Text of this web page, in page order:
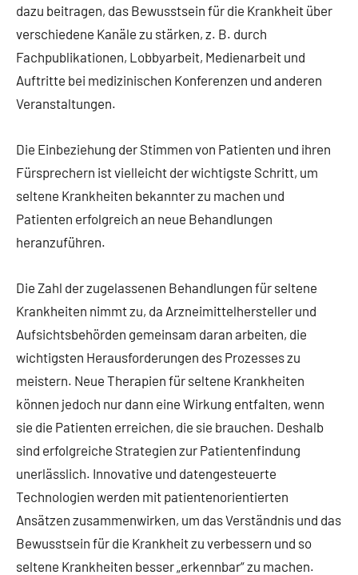
dazu beitragen, das Bewusstsein für die Krankheit über
verschiedene Kanäle zu stärken, z. B. durch
Fachpublikationen, Lobbyarbeit, Medienarbeit und
Auftritte bei medizinischen Konferenzen und anderen
Veranstaltungen.
Die Einbeziehung der Stimmen von Patienten und ihren
Fürsprechern ist vielleicht der wichtigste Schritt, um
seltene Krankheiten bekannter zu machen und
Patienten erfolgreich an neue Behandlungen
heranzuführen.
Die Zahl der zugelassenen Behandlungen für seltene
Krankheiten nimmt zu, da Arzneimittelhersteller und
Aufsichtsbehörden gemeinsam daran arbeiten, die
wichtigsten Herausforderungen des Prozesses zu
meistern. Neue Therapien für seltene Krankheiten
können jedoch nur dann eine Wirkung entfalten, wenn
sie die Patienten erreichen, die sie brauchen. Deshalb
sind erfolgreiche Strategien zur Patientenfindung
unerlässlich. Innovative und datengesteuerte
Technologien werden mit patientenorientierten
Ansätzen zusammenwirken, um das Verständnis und das
Bewusstsein für die Krankheit zu verbessern und so
seltene Krankheiten besser „erkennbar“ zu machen.